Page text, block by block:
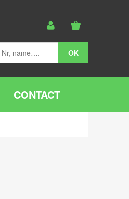
CONTACT